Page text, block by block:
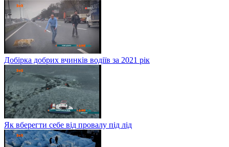
Добірка добрих вчинків водіїв за 2021 рік
Як вберегти себе від провалу під лід